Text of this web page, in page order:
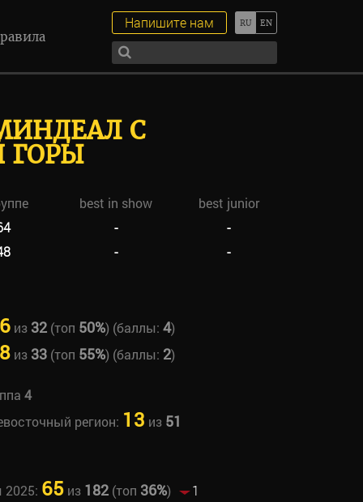
Напишите нам
С
ГОРЫ
best in show
best junior
-
-
- -
из 32(топ 50%) (баллы: 4)
из 33(топ 55%) (баллы: 2)
4
регион: 13 из 51
2025: 65из 182(топ 36%)
1